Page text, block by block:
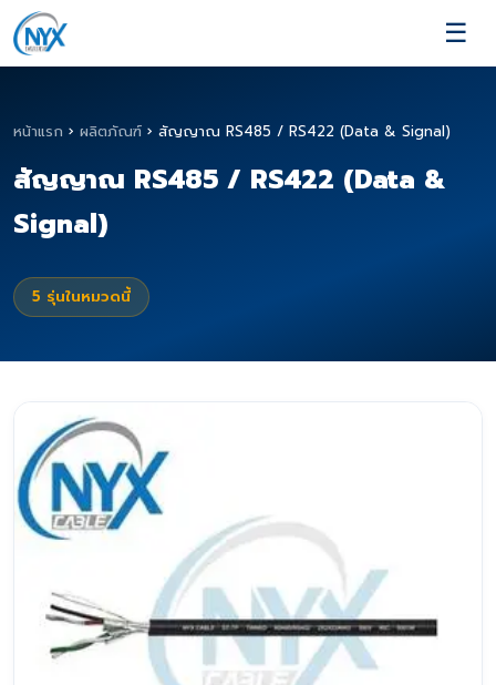
☰
หน้าแรก › ผลิตภัณฑ์ › สัญญาณ RS485 / RS422 (Data & Signal)
สัญญาณ RS485 / RS422 (Data &
Signal)
5 รุ่นในหมวดนี้